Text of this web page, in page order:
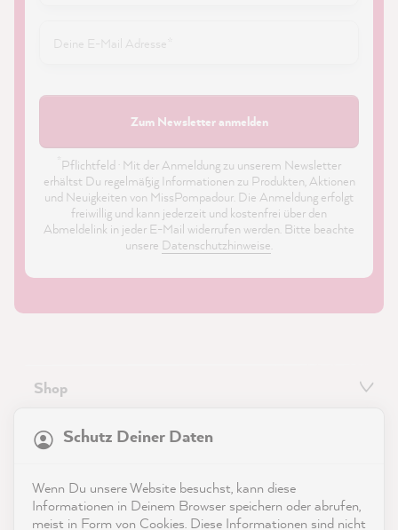
Zum Newsletter anmelden
Pflichtfeld · Mit der Anmeldung zu unserem Newsletter
erhältst Du regelmäßig Informationen zu Produkten, Aktionen
und Neuigkeiten von MissPompadour. Die Anmeldung erfolgt
freiwillig und kann jederzeit und kostenfrei über den
Abmeldelink in jeder E-Mail widerrufen werden. Bitte beachte
unsere Datenschutzhinweise.
Shop
Service
Kontakt
App herunterladen
Schutz Deiner Daten
Wenn Du unsere Website besuchst, kann diese
Informationen in Deinem Browser speichern oder abrufen,
meist in Form von Cookies. Diese Informationen sind nicht
reviews-io